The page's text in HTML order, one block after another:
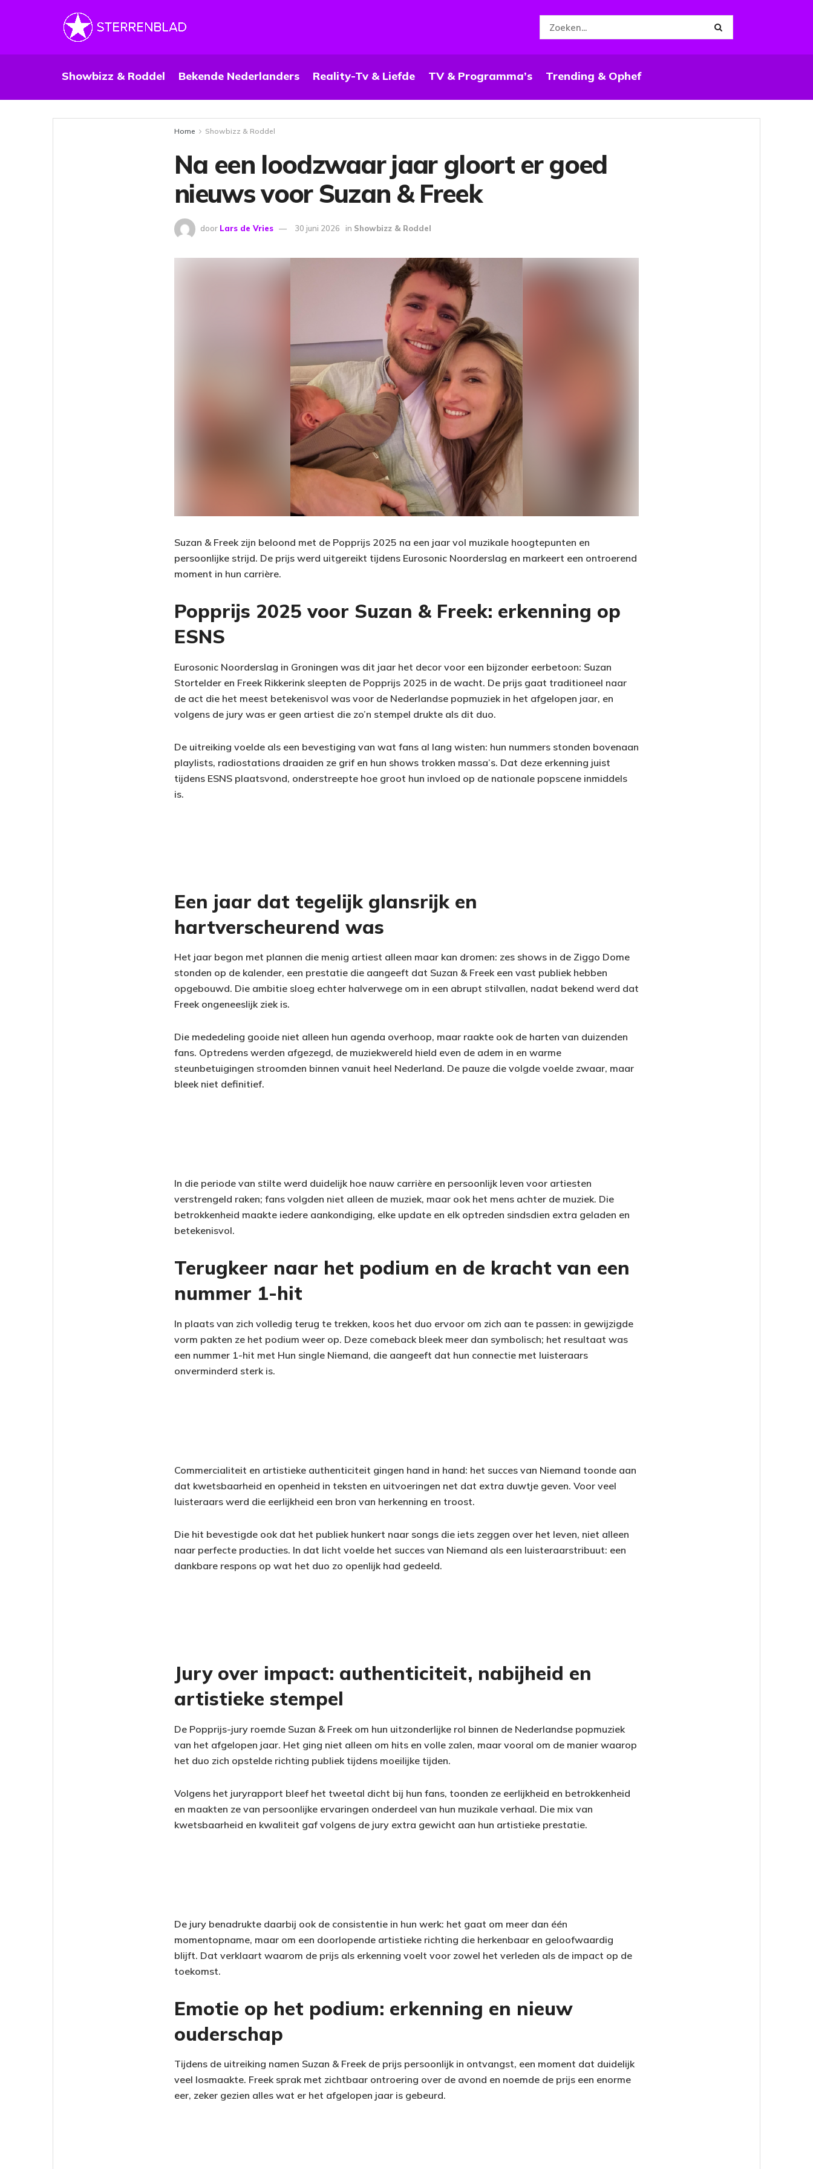
Showbizz & Roddel Bekende Nederlanders Reality-Tv & Liefde TV & Programma’s Trending & Ophef
Home Showbizz & Roddel
Na een loodzwaar jaar gloort er goed
nieuws voor Suzan & Freek
door Lars de Vries 30 juni 2026 in Showbizz & Roddel
Suzan & Freek zijn beloond met de Popprijs 2025 na een jaar vol muzikale hoogtepunten en
persoonlijke strijd. De prijs werd uitgereikt tijdens Eurosonic Noorderslag en markeert een ontroerend
moment in hun carrière.
Popprijs 2025 voor Suzan & Freek: erkenning op
ESNS
Eurosonic Noorderslag in Groningen was dit jaar het decor voor een bijzonder eerbetoon: Suzan
Stortelder en Freek Rikkerink sleepten de Popprijs 2025 in de wacht. De prijs gaat traditioneel naar
de act die het meest betekenisvol was voor de Nederlandse popmuziek in het afgelopen jaar, en
volgens de jury was er geen artiest die zo’n stempel drukte als dit duo.
De uitreiking voelde als een bevestiging van wat fans al lang wisten: hun nummers stonden bovenaan
playlists, radiostations draaiden ze grif en hun shows trokken massa’s. Dat deze erkenning juist
tijdens ESNS plaatsvond, onderstreepte hoe groot hun invloed op de nationale popscene inmiddels
is.
Een jaar dat tegelijk glansrijk en
hartverscheurend was
Het jaar begon met plannen die menig artiest alleen maar kan dromen: zes shows in de Ziggo Dome
stonden op de kalender, een prestatie die aangeeft dat Suzan & Freek een vast publiek hebben
opgebouwd. Die ambitie sloeg echter halverwege om in een abrupt stilvallen, nadat bekend werd dat
Freek ongeneeslijk ziek is.
Die mededeling gooide niet alleen hun agenda overhoop, maar raakte ook de harten van duizenden
fans. Optredens werden afgezegd, de muziekwereld hield even de adem in en warme
steunbetuigingen stroomden binnen vanuit heel Nederland. De pauze die volgde voelde zwaar, maar
bleek niet definitief.
In die periode van stilte werd duidelijk hoe nauw carrière en persoonlijk leven voor artiesten
verstrengeld raken; fans volgden niet alleen de muziek, maar ook het mens achter de muziek. Die
betrokkenheid maakte iedere aankondiging, elke update en elk optreden sindsdien extra geladen en
betekenisvol.
Terugkeer naar het podium en de kracht van een
nummer 1-hit
In plaats van zich volledig terug te trekken, koos het duo ervoor om zich aan te passen: in gewijzigde
vorm pakten ze het podium weer op. Deze comeback bleek meer dan symbolisch; het resultaat was
een nummer 1-hit met Hun single Niemand, die aangeeft dat hun connectie met luisteraars
onverminderd sterk is.
Commercialiteit en artistieke authenticiteit gingen hand in hand: het succes van Niemand toonde aan
dat kwetsbaarheid en openheid in teksten en uitvoeringen net dat extra duwtje geven. Voor veel
luisteraars werd die eerlijkheid een bron van herkenning en troost.
Die hit bevestigde ook dat het publiek hunkert naar songs die iets zeggen over het leven, niet alleen
naar perfecte producties. In dat licht voelde het succes van Niemand als een luisteraarstribuut: een
dankbare respons op wat het duo zo openlijk had gedeeld.
Jury over impact: authenticiteit, nabijheid en
artistieke stempel
De Popprijs-jury roemde Suzan & Freek om hun uitzonderlijke rol binnen de Nederlandse popmuziek
van het afgelopen jaar. Het ging niet alleen om hits en volle zalen, maar vooral om de manier waarop
het duo zich opstelde richting publiek tijdens moeilijke tijden.
Volgens het juryrapport bleef het tweetal dicht bij hun fans, toonden ze eerlijkheid en betrokkenheid
en maakten ze van persoonlijke ervaringen onderdeel van hun muzikale verhaal. Die mix van
kwetsbaarheid en kwaliteit gaf volgens de jury extra gewicht aan hun artistieke prestatie.
De jury benadrukte daarbij ook de consistentie in hun werk: het gaat om meer dan één
momentopname, maar om een doorlopende artistieke richting die herkenbaar en geloofwaardig
blijft. Dat verklaart waarom de prijs als erkenning voelt voor zowel het verleden als de impact op de
toekomst.
Emotie op het podium: erkenning en nieuw
ouderschap
Tijdens de uitreiking namen Suzan & Freek de prijs persoonlijk in ontvangst, een moment dat duidelijk
veel losmaakte. Freek sprak met zichtbaar ontroering over de avond en noemde de prijs een enorme
eer, zeker gezien alles wat er het afgelopen jaar is gebeurd.